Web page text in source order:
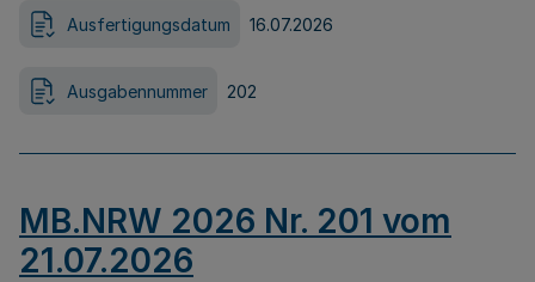
Ausfertigungsdatum 16.07.2026
Ausgabennummer 202
MB.NRW 2026 Nr. 201 vom
21.07.2026